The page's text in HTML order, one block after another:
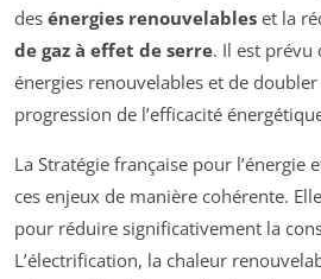
des énergies renouvelables et la
de gaz à effet de serre. Il est prévu
énergies renouvelables et de
progression de l’efficacité
La Stratégie française pour l’énergie
ces enjeux de manière cohérente.
pour réduire significativement la
L’électrification, la chaleur